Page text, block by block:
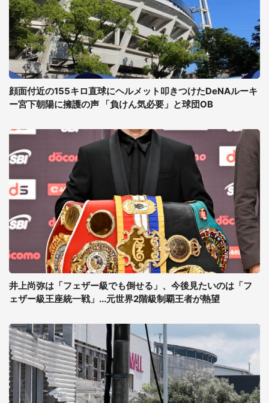
顔面付近の155キロ直球にヘルメット叩きつけたDeNAルーキ
ー宮下朝陽に擁護の声 「負けん気必要」と球団OB
井上尚弥は「フェザー級でも倒せる」、今後見たいのは「フ
ェザー級王座統一戦」...元世界2階級制覇王者が熱望